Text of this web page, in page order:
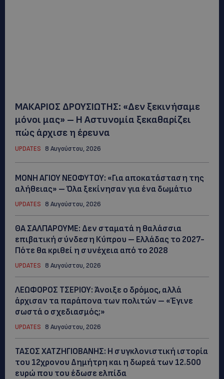
ΜΑΚΑΡΙΟΣ ΔΡΟΥΣΙΩΤΗΣ: «Δεν ξεκινήσαμε
μόνοι μας» – Η Αστυνομία ξεκαθαρίζει
πώς άρχισε η έρευνα
UPDATES 8 Αυγούστου, 2026
ΜΟΝΗ ΑΓΙΟΥ ΝΕΟΦΥΤΟΥ: «Για αποκατάσταση της
αλήθειας» – Όλα ξεκίνησαν για ένα δωμάτιο
UPDATES 8 Αυγούστου, 2026
ΘΑ ΣΑΛΠΑΡΟΥΜΕ: Δεν σταματά η θαλάσσια
επιβατική σύνδεση Κύπρου – Ελλάδας το 2027-
Πότε θα κριθεί η συνέχεια από το 2028
UPDATES 8 Αυγούστου, 2026
ΛΕΩΦΟΡΟΣ ΤΣΕΡΙΟΥ: Άνοιξε ο δρόμος, αλλά
άρχισαν τα παράπονα των πολιτών – «Έγινε
σωστά ο σχεδιασμός;»
UPDATES 8 Αυγούστου, 2026
ΤΑΣΟΣ ΧΑΤΖΗΓΙΟΒΑΝΗΣ: Η συγκλονιστική ιστορία
του 12χρονου Δημήτρη και η δωρεά των 12.500
ευρώ που του έδωσε ελπίδα